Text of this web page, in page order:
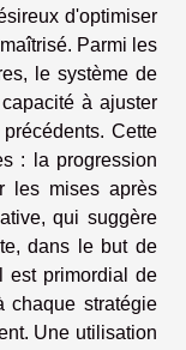
d'optimiser
Parmi les
le système de
à ajuster
Cette
: la progression
les mises après
qui suggère
dans le but de
est primordial de
chaque stratégie
Une utilisation